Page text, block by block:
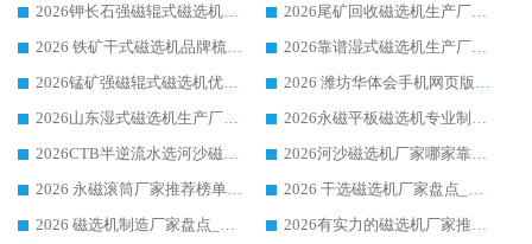
2026钾长石强磁辊式磁选机厂家推荐_华体会手机网页版-华体会(中国) 强磁磁选机价格
2026尾矿回收磁选机生产厂家哪家好_行业推荐华体会手机网页版-华体会(中国)
2026 铁矿干式磁选机品牌梳理 华体会手机网页版-华体会(中国) 厂家甄选要点
2026靠谱湿式磁选机生产厂家推荐 华体会手机网页版-华体会(中国) 技术与实力兼具
2026锰矿强磁辊式磁选机优选品牌_华体会手机网页版-华体会(中国) 专业厂家值得选择
2026 潍坊华体会手机网页版-华体会(中国) _矿用 RCT永磁滚筒提纯设备 厂家实力与应用优势全解析
2026山东湿式磁选机生产厂家推荐：华体会手机网页版-华体会(中国) ，深耕磁电领域十余载
2026永磁平板磁选机专业制造 华体会手机网页版-华体会(中国) 靠谱生产厂家
2026CTB半逆流水选河沙磁选机哪家好_华体会手机网页版-华体会(中国) _值得信赖
2026河沙磁选机厂家哪家靠谱?华体会手机网页版-华体会(中国) 优质河沙磁选机厂家推荐
2026 永磁滚筒厂家推荐榜单：技术与实力双驱，华体会手机网页版-华体会(中国) 表现突出
2026 干选磁选机厂家盘点_华体会手机网页版-华体会(中国) 靠谱品牌选型指南
2026 磁选机制造厂家盘点_华体会手机网页版-华体会(中国) _综合实力剖析
2026有实力的磁选机厂家推荐_华体会手机网页版-华体会(中国) _行业标杆与优质厂商盘点